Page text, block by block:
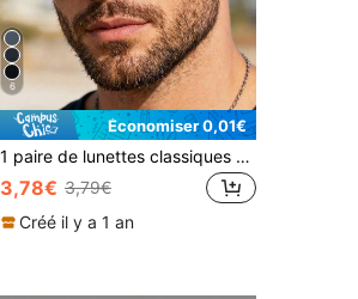
6
Économiser 0,01€
1 paire de lunettes classiques géométriques en plastique pour hommes pour la conduite, la photographie de rue et les costumes de vacances
3,78€ 3,79€
Créé il y a 1 an